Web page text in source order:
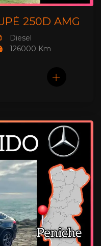
250D AMG
Diesel
126000 Km